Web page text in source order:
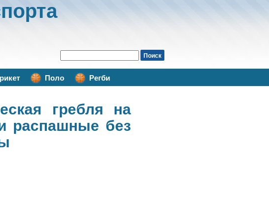
Поло Регби
гребля на
распашные без